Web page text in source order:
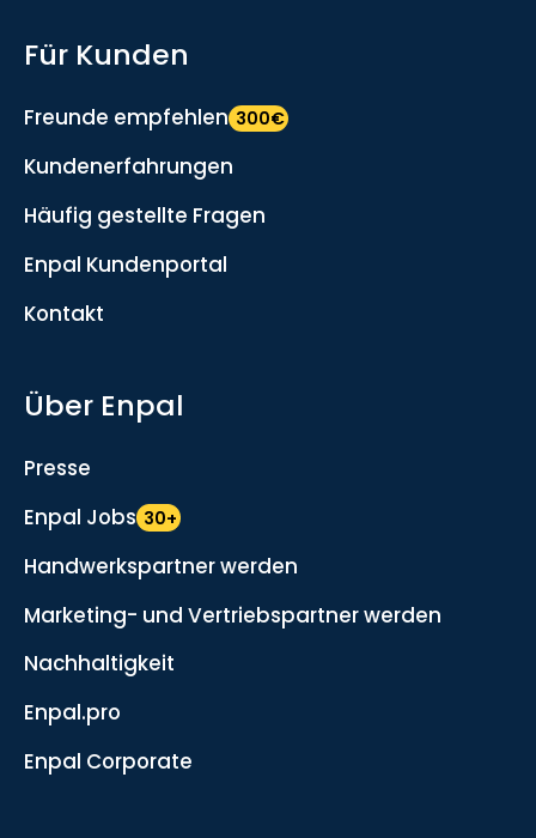
Für Kunden
Freunde empfehlen 300€
Kundenerfahrungen
Häufig gestellte Fragen
Enpal Kundenportal
Kontakt
Über Enpal
Presse
Enpal Jobs 30+
Handwerkspartner werden
Marketing- und Vertriebspartner werden
Nachhaltigkeit
Enpal.pro
Enpal Corporate